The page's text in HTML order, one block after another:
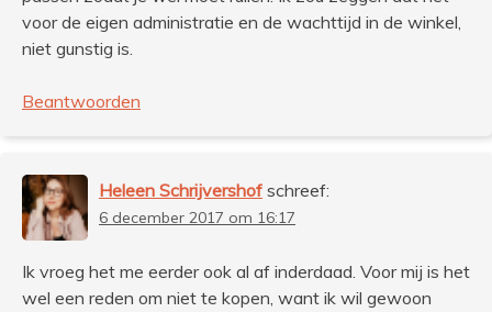
voor de eigen administratie en de wachttijd in de winkel,
niet gunstig is.
Beantwoorden
Heleen Schrijvershof schreef:
6 december 2017 om 16:17
Ik vroeg het me eerder ook al af inderdaad. Voor mij is het
wel een reden om niet te kopen, want ik wil gewoon